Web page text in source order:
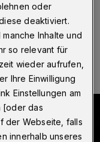
oder
deaktiviert.
Inhalte und
so relevant für
wieder aufrufen,
Ihre Einwilligung
Einstellungen am
[oder das
der Webseite, falls
innerhalb unseres